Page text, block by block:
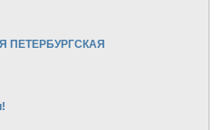
ПЕТЕРБУРГСКАЯ